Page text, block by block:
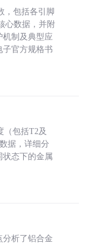
，包括各引脚
心数据，并附
机制及典型应
子官方规格书
（包括T2及
据，详细分
状态下的金属
分析了铝合金